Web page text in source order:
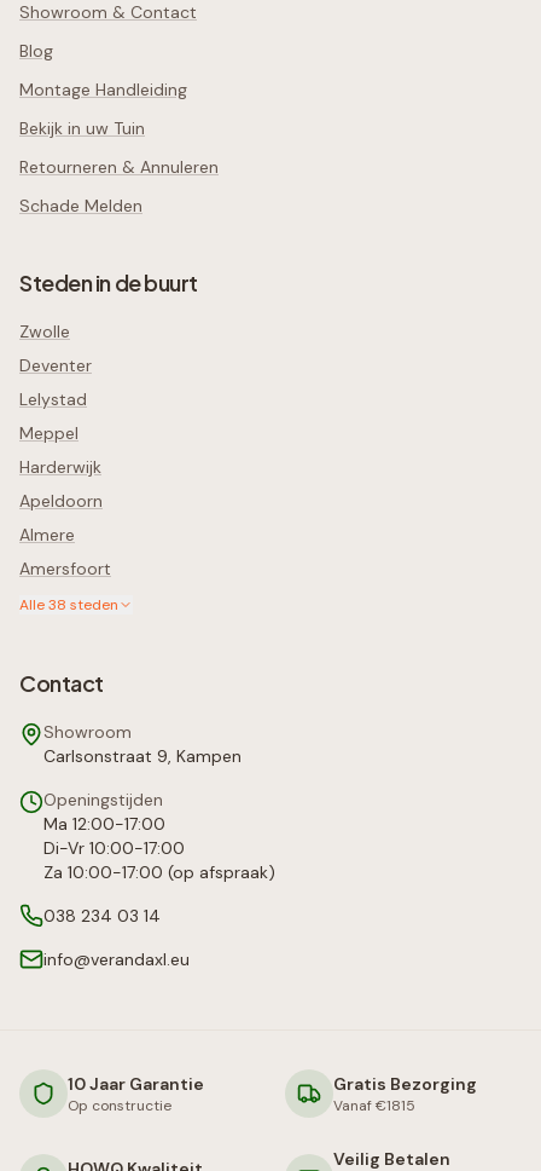
Showroom & Contact
Blog
Montage Handleiding
Bekijk in uw Tuin
Retourneren & Annuleren
Schade Melden
Steden in de buurt
Zwolle
Deventer
Lelystad
Meppel
Harderwijk
Apeldoorn
Almere
Amersfoort
Alle38 steden
Contact
Showroom
Carlsonstraat 9, Kampen
Openingstijden
Ma 12:00-17:00
Di-Vr 10:00-17:00
Za 10:00-17:00 (op afspraak)
038 234 03 14
info@verandaxl.eu
10 Jaar Garantie
Op constructie
Gratis Bezorging
Vanaf €1815
Veilig Betalen